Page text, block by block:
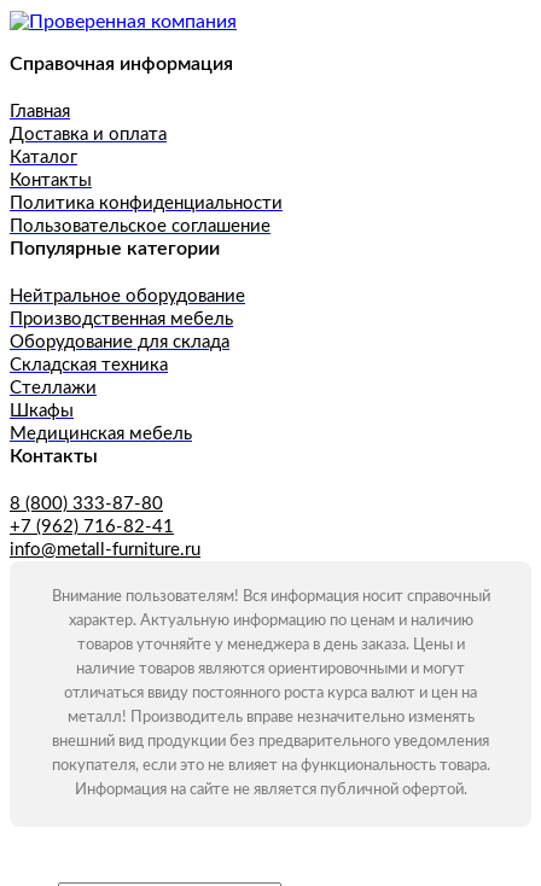
Справочная информация
Главная
Доставка и оплата
Каталог
Контакты
Политика конфиденциальности
Пользовательское соглашение
Популярные категории
Нейтральное оборудование
Производственная мебель
Оборудование для склада
Складская техника
Стеллажи
Шкафы
Медицинская мебель
Контакты
8 (800) 333-87-80
+7 (962) 716-82-41
info@metall-furniture.ru
Внимание пользователям! Вся информация носит справочный
характер. Актуальную информацию по ценам и наличию
товаров уточняйте у менеджера в день заказа. Цены и
наличие товаров являются ориентировочными и могут
отличаться ввиду постоянного роста курса валют и цен на
металл! Производитель вправе незначительно изменять
внешний вид продукции без предварительного уведомления
покупателя, если это не влияет на функциональность товара.
Информация на сайте не является публичной офертой.